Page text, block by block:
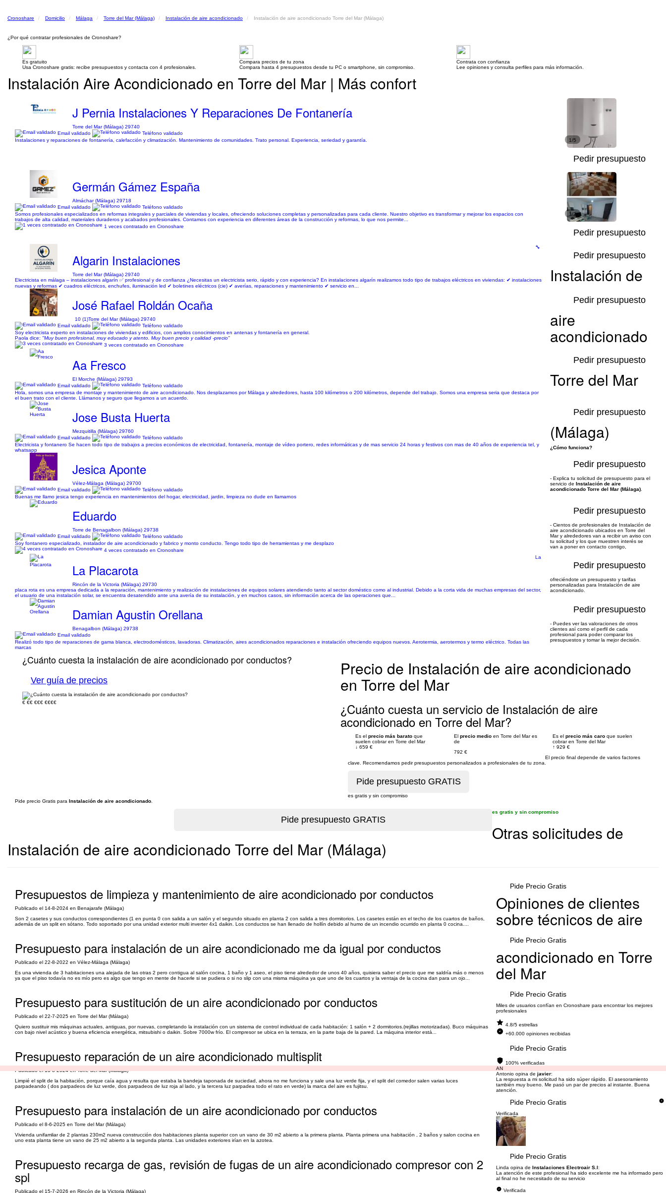
Cronoshare Domicilio Málaga Torre del Mar (Málaga) Instalación de aire acondicionado Instalación de aire acondicionado Torre del Mar (Málaga)
¿Por qué contratar profesionales de Cronoshare?
Es gratuito
Usa Cronoshare gratis: recibe presupuestos y contacta con 4 profesionales.
Compara precios de tu zona
Compara hasta 4 presupuestos desde tu PC o smartphone, sin compromiso.
Contrata con confianza
Lee opiniones y consulta perfiles para más información.
Instalación Aire Acondicionado en Torre del Mar | Más confort
J Pernia Instalaciones Y Reparaciones De Fontanería
Torre del Mar (Málaga) 29740
Email validado
Teléfono validado
Instalaciones y reparaciones de fontanería, calefacción y climatización. Mantenimiento de comunidades. Trato personal. Experiencia, seriedad y garantía.
1/5
Pedir presupuesto
Germán Gámez España
Almáchar (Málaga) 29718
Email validado
Teléfono validado
Somos profesionales especializados en reformas integrales y parciales de viviendas y locales, ofreciendo soluciones completas y personalizadas para cada cliente. Nuestro objetivo es transformar y mejorar los espacios con
trabajos de alta calidad, materiales duraderos y acabados profesionales. Contamos con experiencia en diferentes áreas de la construcción y reformas, lo que nos permite...
1 veces contratado en Cronoshare
1/2
Pedir presupuesto
Algarin Instalaciones
Torre del Mar (Málaga) 29740
🔧
Electricista en málaga – instalaciones algarín ✅ profesional y de confianza ¿Necesitas un electricista serio, rápido y con experiencia? En instalaciones algarín realizamos todo tipo de trabajos eléctricos en viviendas: ✔ instalaciones
nuevas y reformas ✔ cuadros eléctricos, enchufes, iluminación led ✔ boletines eléctricos (cie) ✔ averías, reparaciones y mantenimiento ✔ servicio en...
Pedir presupuesto
José Rafael Roldán Ocaña
10 (1)Torre del Mar (Málaga) 29740
Email validado
Teléfono validado
Soy electricista experto en instalaciones de viviendas y edificios, con amplios conocimientos en antenas y fontanería en general.
Paola dice: "Muy buen profesional, muy educado y atento. Muy buen precio y calidad -precio"
3 veces contratado en Cronoshare
Pedir presupuesto
Aa Fresco
El Morche (Málaga) 29793
Email validado
Teléfono validado
Hola, somos una empresa de montaje y mantenimiento de aire acondicionado. Nos desplazamos por Málaga y alrededores, hasta 100 kilómetros o 200 kilómetros, depende del trabajo. Somos una empresa seria que destaca por
el buen trato con el cliente. Llámanos y seguro que llegamos a un acuerdo.
Pedir presupuesto
Jose Busta Huerta
Mezquitilla (Málaga) 29760
Email validado
Teléfono validado
Electricista y fontanero Se hacen todo tipo de trabajos a precios económicos de electricidad, fontanería, montaje de vídeo portero, redes informáticas y de mas servicio 24 horas y festivos con mas de 40 años de experiencia tel, y
whatsapp
Pedir presupuesto
Jesica Aponte
Vélez-Málaga (Málaga) 29700
Email validado
Teléfono validado
Buenas me llamo jesica tengo experiencia en mantenimientos del hogar, electricidad, jardin, limpieza no dude en llamarnos
Pedir presupuesto
Eduardo
Torre de Benagalbon (Málaga) 29738
Email validado
Teléfono validado
Soy fontanero especializado, instalador de aire acondicionado y fabrico y monto conducto. Tengo todo tipo de herramientas y me desplazo
4 veces contratado en Cronoshare
Pedir presupuesto
La Placarota
Rincón de la Victoria (Málaga) 29730
La
placa rota es una empresa dedicada a la reparación, mantenimiento y realización de instalaciones de equipos solares atendiendo tanto al sector doméstico como al industrial. Debido a la corta vida de muchas empresas del sector,
el usuario de una instalación solar, se encuentra desatendido ante una avería de su instalación, y en muchos casos, sin información acerca de las operaciones que...
Pedir presupuesto
Damian Agustin Orellana
Benagalbon (Málaga) 29738
Email validado
Realizó todo tipo de reparaciones de gama blanca, electrodomésticos, lavadoras. Climatización, aires acondicionados reparaciones e instalación ofreciendo equipos nuevos. Aerotermia, aerotermos y termo eléctrico. Todas las
marcas
Pedir presupuesto
¿Cuánto cuesta la instalación de aire acondicionado por conductos?
Ver guía de precios
€ €€ €€€ €€€€
Precio de Instalación de aire acondicionado
en Torre del Mar
¿Cuánto cuesta un servicio de Instalación de aire
acondicionado en Torre del Mar?
Es el precio más barato que
suelen cobrar en Torre del Mar
↓ 659 €
El precio medio en Torre del Mar es
de
792 €
Es el precio más caro que suelen
cobrar en Torre del Mar
↑ 929 €
El precio final depende de varios factores
clave. Recomendamos pedir presupuestos personalizados a profesionales de tu zona.
es gratis y sin compromiso
Instalación de
aire
acondicionado
Torre del Mar
(Málaga)
¿Cómo funciona?
- Explica tu solicitud de presupuesto para el
servicio de Instalación de aire
acondicionado Torre del Mar (Málaga)
- Cientos de profesionales de Instalación de
aire acondicionado ubicados en Torre del
Mar y alrededores van a recibir un aviso con
tu solicitud y los que muestren interés se
van a poner en contacto contigo,
ofreciéndote un presupuesto y tarifas
personalizadas para Instalación de aire
acondicionado.
- Puedes ver las valoraciones de otros
clientes así como el perfil de cada
profesional para poder comparar los
presupuestos y tomar la mejor decisión.
Pide precio Gratis para Instalación de aire acondicionado
es gratis y sin compromiso
Otras solicitudes de
Instalación de aire acondicionado Torre del Mar (Málaga)
Presupuestos de limpieza y mantenimiento de aire acondicionado por conductos
Publicado el 14-8-2024 en Benajarafe (Málaga)
Son 2 casetes y sus conductos correspondientes (1 en punta 0 con salida a un salón y el segundo situado en planta 2 con salida a tres dormitorios. Los casetes están en el techo de los cuartos de baños,
además de un split en sótano. Todo soportado por una unidad exterior multi inverter 4x1 daikin. Los conductos se han llenado de hollín debido al humo de un incendio ocurrido en planta 0 cocina....
Pide Precio Gratis
Presupuesto para instalación de un aire acondicionado me da igual por conductos
Publicado el 22-8-2022 en Vélez-Málaga (Málaga)
Es una vivienda de 3 habitaciones una alejada de las otras 2 pero contigua al salón cocina, 1 baño y 1 aseo, el piso tiene alrededor de unos 40 años, quisiera saber el precio que me saldría más o menos
ya que el piso todavía no es mío pero es algo que tengo en mente de hacerle si se pudiera o si no slip con una misma máquina ya que uno de los cuartos y la ventaja de la cocina dan para un ojo...
Pide Precio Gratis
Presupuesto para sustitución de un aire acondicionado por conductos
Publicado el 22-7-2025 en Torre del Mar (Málaga)
Quiero sustituir mis máquinas actuales, antiguas, por nuevas, completando la instalación con un sistema de control individual de cada habitación: 1 salón + 2 dormitorios.(rejillas motorizadas). Buco máquinas
con bajo nivel acústico y buena eficiencia energética, mitsubishi o daikin. Sobre 7000w frío. El compresor se ubica en la terraza, en la parte baja de la pared. La máquina interior está...
Pide Precio Gratis
Presupuesto reparación de un aire acondicionado multisplit
Publicado el 13-8-2024 en Torre del Mar (Málaga)
Limpié el split de la habitación, porque caía agua y resulta que estaba la bandeja taponada de suciedad, ahora no me funciona y sale una luz verde fija, y el split del comedor salen varias luces
parpadeando ( dos parpadeos de luz verde, dos parpadeos de luz roja al lado, y la tercera luz parpadea todo el rato en verde) la marca del aire es fujitsu.
Pide Precio Gratis
Presupuesto para instalación de un aire acondicionado por conductos
Publicado el 8-6-2025 en Torre del Mar (Málaga)
Vivienda unifamliar de 2 plantas 230m2 nueva construcción dos habitaciones planta superior con un vano de 30 m2 abierto a la primera planta. Planta primera una habitación , 2 baños y salon cocina en
uno esta planta tiene un vano de 25 m2 abierto a la segunda planta. Las unidades exteriores irían en la azotea.
Pide Precio Gratis
Presupuesto recarga de gas, revisión de fugas de un aire acondicionado compresor con 2
spl
Publicado el 15-7-2026 en Rincón de la Victoria (Málaga)
Pide Precio Gratis
Opiniones de clientes
sobre técnicos de aire
acondicionado en Torre
del Mar
Miles de usuarios confían en Cronoshare para encontrar los mejores
profesionales
4.8/5 estrellas
+60.000 opiniones recibidas
100% verificadas
AN
Antonio opina de javier:
La respuesta a mi solicitud ha sido súper rápido. El asesoramiento
también muy bueno. Me pasó un par de precios al instante. Buena
atención.
Verificada
Linda opina de Instalaciones Electroair S.l:
La atención de este profesional ha sido excelente me ha informado pero
al final no he necesitado de su servicio
Verificada